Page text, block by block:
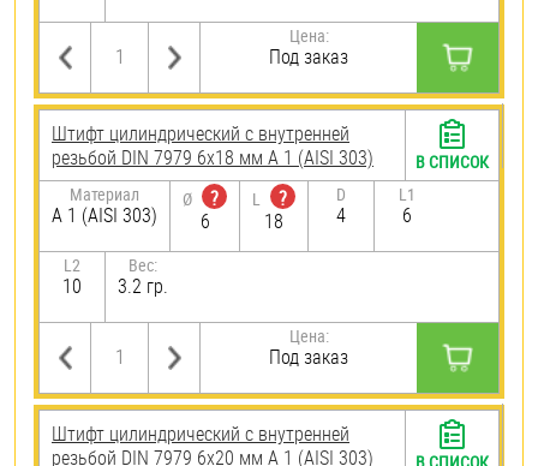
Цена:
Под заказ
Штифт цилиндрический с внутренней
резьбой DIN 7979 6х18 мм А 1 (AISI 303)
Материал
А 1 (AISI 303)
Ø
?
6
L
?
18
D
4
L1
6
L2
10
Вес:
3.2 гр.
Цена:
Под заказ
В СПИСОК
Штифт цилиндрический с внутренней
резьбой DIN 7979 6х20 мм А 1 (AISI 303)